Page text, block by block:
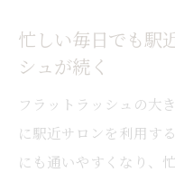
忙しい毎日でも駅
シュが続く
フラットラッシュの大
に駅近サロンを利用す
にも通いやすくなり、